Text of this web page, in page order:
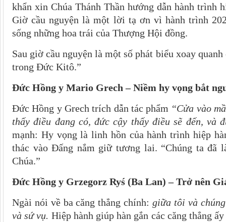
khẩn xin Chúa Thánh Thần hướng dẫn hành trình
Giờ cầu nguyện là một lời tạ ơn vì hành trình
sống những hoa trái của Thượng Hội đồng.
Sau giờ cầu nguyện là một số phát biểu xoay
trong Đức Kitô.”
Đức Hồng y Mario Grech – Niềm hy vọng bắt
Đức Hồng y Grech trích dẫn tác phẩm “Cửa vào
thấy điều đang có, đức cậy thấy điều sẽ đến, và
mạnh: Hy vọng là linh hồn của hành trình hiệp
thác vào Đấng nắm giữ tương lai. “Chúng ta đã
Chúa.”
Đức Hồng y Grzegorz Ryś (Ba Lan) – Trở nên
Ngài nói về ba căng thẳng chính:giữa tôi và
và sứ vụ. Hiệp hành giúp hàn gắn các căng thẳng